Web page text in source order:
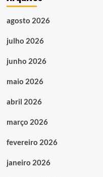
agosto 2026
julho 2026
junho 2026
maio 2026
abril 2026
março 2026
fevereiro 2026
janeiro 2026